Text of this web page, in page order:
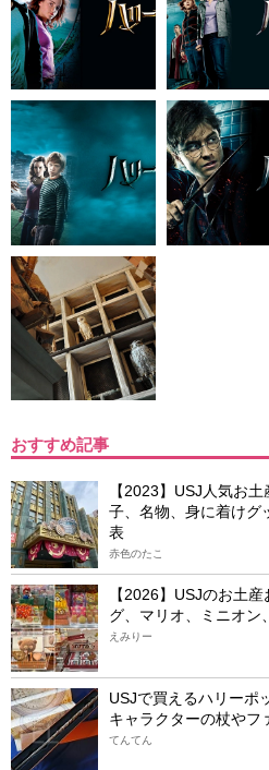
おすすめ記事
【2023】USJ人気お
子、名物、身に着けグ
表
赤色のたこ
【2026】USJのお土
グ、マリオ、ミニオン
えみりー
USJで買えるハリーポ
キャラクターの杖やフ
てんてん